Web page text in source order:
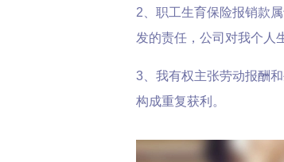
2、职工生育保险报销款
发的责任，公司对我个人
3、我有权主张劳动报酬
构成重复获利。